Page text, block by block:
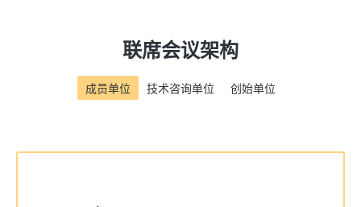
联席会议架构
成员单位 技术咨询单位 创始单位